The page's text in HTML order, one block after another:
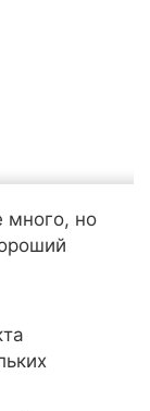
много, но